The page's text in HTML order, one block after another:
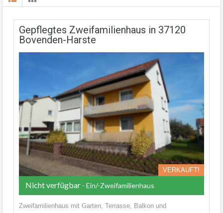
Gepflegtes Zweifamilienhaus in 37120
Bovenden-Harste
VERKAUFT!
Nicht verfügbar - Ein/-Zweifamilienhaus
Zweifamilienhaus mit Garten, Terrasse, Balkon und